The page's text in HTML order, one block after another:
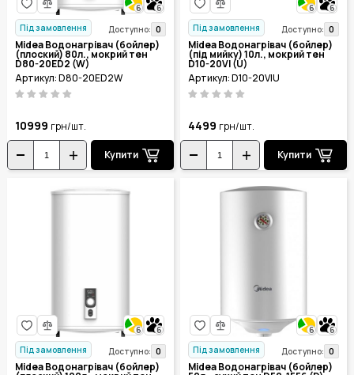
6
6
Під замовлення
Доступно: 0
Midea Водонагрівач (бойлер)
(плоский) 80л., мокрий тен
D80-20ED2 (W)
Артикул: D80-20ED2W
10999 грн/шт.
Купити
6
6
Під замовлення
Доступно: 0
Midea Водонагрівач (бойлер)
(під мийку) 10л., мокрий тен
D10-20VI (U)
Артикул: D10-20VIU
4499 грн/шт.
Купити
6
6
Під замовлення
Доступно: 0
Midea Водонагрівач (бойлер)
6
6
Під замовлення
Доступно: 0
Midea Водонагрівач (бойлер)